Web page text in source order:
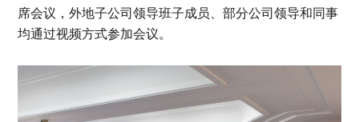
席会议，外地子公司领导班子成员、部分公司领导和同事
均通过视频方式参加会议。